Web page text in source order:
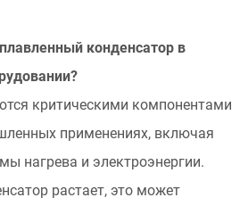
конденсатор в
критическими компонентами
применениях, включая
нагрева и электроэнергии.
растает, это может